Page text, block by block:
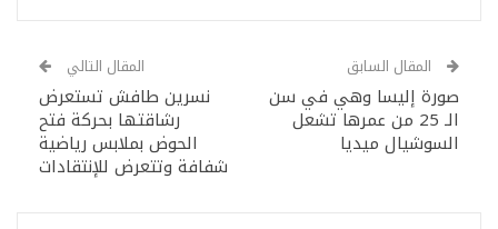
المقال السابق
صورة إليسا وهي في سن
الـ 25 من عمرها تشعل
السوشيال ميديا
المقال التالي
نسرين طافش تستعرض
رشاقتها بحركة فتح
الحوض بملابس رياضية
شفافة وتتعرض للإنتقادات